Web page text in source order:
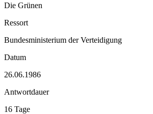
Die Grünen
Ressort
Bundesministerium der Verteidigung
Datum
26.06.1986
Antwortdauer
16 Tage